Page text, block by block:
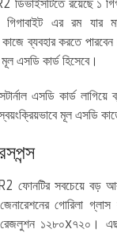
রয়েছে ১
এর রম যার
ব্যবহার করতে
এসডি কার্ড হিসেবে।
এসডি কার্ড
মূল এসডি
সবচেয়ে বড়
গোরিলা
১২৮০x৭২০।